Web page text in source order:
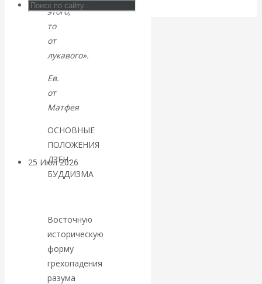
Валентин
КАтасонов.
Может ли
Америка
покинуть НАТО?
25 Июл 2026
интервью и беседы
«Об этом
молчат»:
экономист
этого,
то
от
лукавого».
Ев.
от
Матфея
ОСНОВНЫЕ
ПОЛОЖЕНИЯ
ДЗЕН-
БУДДИЗМА
Восточную
историческую
форму
грехопадения
разума